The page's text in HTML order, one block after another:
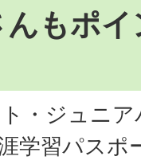
もポ
・ジュニ
学習パスポ